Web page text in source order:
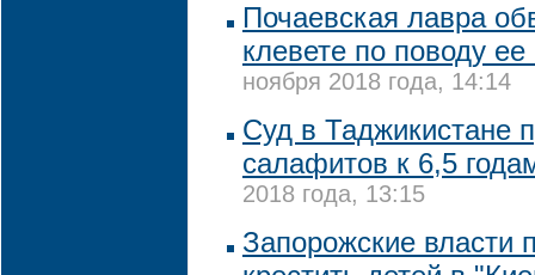
Почаевская лавра
клевете по поводу
ноября 2018 года, 14:14
Суд в Таджикистане
салафитов к 6,5
2018 года, 13:15
Запорожские власти